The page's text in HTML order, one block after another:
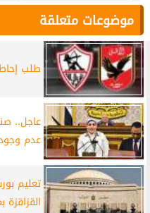
موضوعات متعلقة
طلب
عاجل..
عدم
تعليم